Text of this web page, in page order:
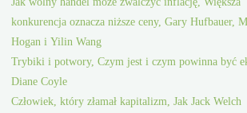
konkurencja oznacza niższe ceny, Gary Hufbauer,
Hogan i Yilin Wang
Trybiki i potwory, Czym jest i czym powinna być
Diane Coyle
Człowiek, który złamał kapitalizm, Jak Jack Welch